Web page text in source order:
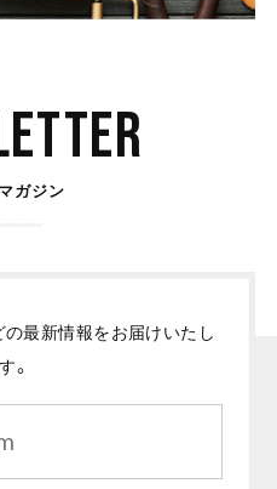
ガジン
最新情報をお届けいたし
。